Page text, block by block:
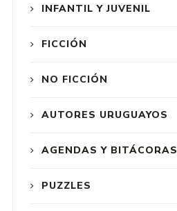
INFANTIL Y JUVENIL
FICCIÓN
NO FICCIÓN
AUTORES URUGUAYOS
AGENDAS Y BITÁCORAS
PUZZLES